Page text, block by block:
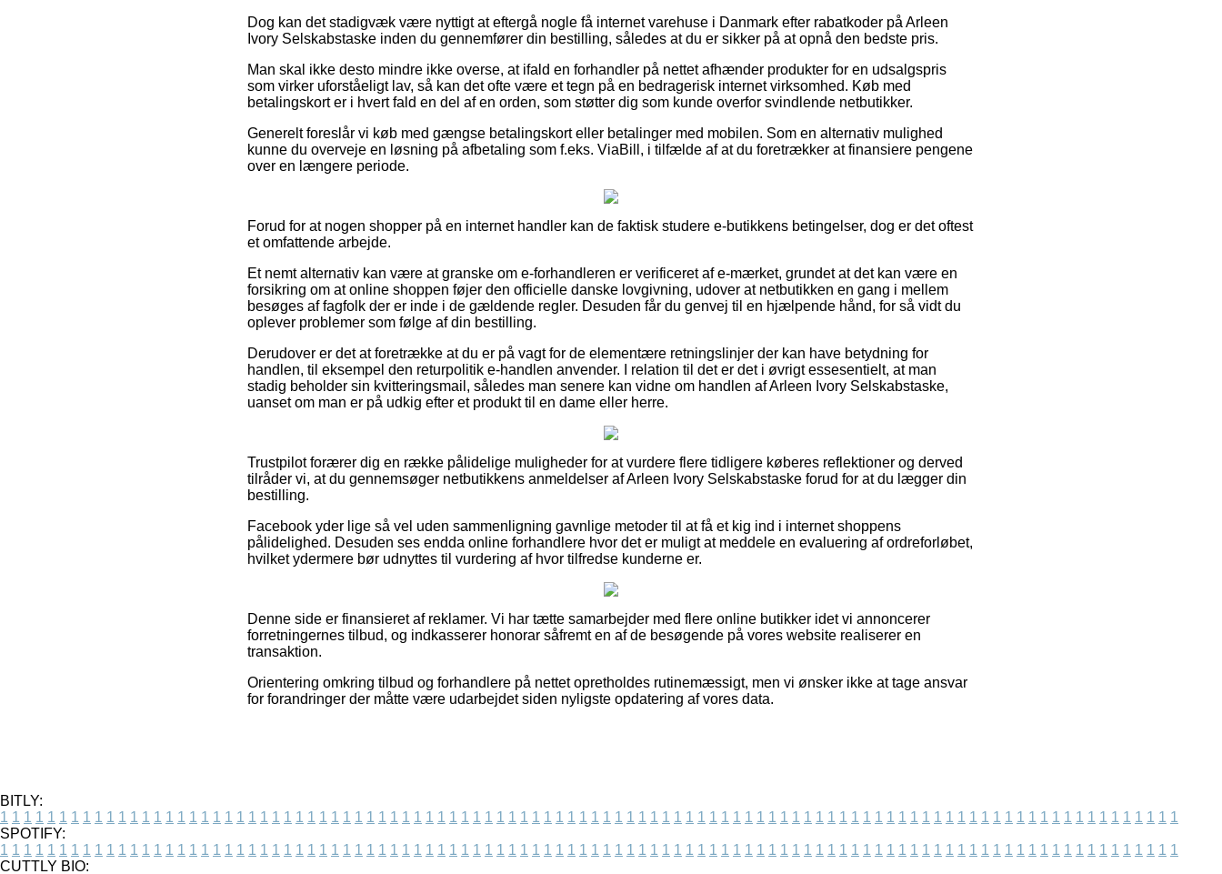
Dog kan det stadigvæk være nyttigt at eftergå nogle få internet varehuse i Danmark efter rabatkoder på Arleen
Ivory Selskabstaske inden du gennemfører din bestilling, således at du er sikker på at opnå den bedste pris.
Man skal ikke desto mindre ikke overse, at ifald en forhandler på nettet afhænder produkter for en udsalgspris
som virker uforståeligt lav, så kan det ofte være et tegn på en bedragerisk internet virksomhed. Køb med
betalingskort er i hvert fald en del af en orden, som støtter dig som kunde overfor svindlende netbutikker.
Generelt foreslår vi køb med gængse betalingskort eller betalinger med mobilen. Som en alternativ mulighed
kunne du overveje en løsning på afbetaling som f.eks. ViaBill, i tilfælde af at du foretrækker at finansiere pengene
over en længere periode.
Forud for at nogen shopper på en internet handler kan de faktisk studere e-butikkens betingelser, dog er det oftest
et omfattende arbejde.
Et nemt alternativ kan være at granske om e-forhandleren er verificeret af e-mærket, grundet at det kan være en
forsikring om at online shoppen føjer den officielle danske lovgivning, udover at netbutikken en gang i mellem
besøges af fagfolk der er inde i de gældende regler. Desuden får du genvej til en hjælpende hånd, for så vidt du
oplever problemer som følge af din bestilling.
Derudover er det at foretrække at du er på vagt for de elementære retningslinjer der kan have betydning for
handlen, til eksempel den returpolitik e-handlen anvender. I relation til det er det i øvrigt essesentielt, at man
stadig beholder sin kvitteringsmail, således man senere kan vidne om handlen af Arleen Ivory Selskabstaske,
uanset om man er på udkig efter et produkt til en dame eller herre.
Trustpilot forærer dig en række pålidelige muligheder for at vurdere flere tidligere køberes reflektioner og derved
tilråder vi, at du gennemsøger netbutikkens anmeldelser af Arleen Ivory Selskabstaske forud for at du lægger din
bestilling.
Facebook yder lige så vel uden sammenligning gavnlige metoder til at få et kig ind i internet shoppens
pålidelighed. Desuden ses endda online forhandlere hvor det er muligt at meddele en evaluering af ordreforløbet,
hvilket ydermere bør udnyttes til vurdering af hvor tilfredse kunderne er.
Denne side er finansieret af reklamer. Vi har tætte samarbejder med flere online butikker idet vi annoncerer
forretningernes tilbud, og indkasserer honorar såfremt en af de besøgende på vores website realiserer en
transaktion.
Orientering omkring tilbud og forhandlere på nettet opretholdes rutinemæssigt, men vi ønsker ikke at tage ansvar
for forandringer der måtte være udarbejdet siden nyligste opdatering af vores data.
BITLY:
1 1 1 1 1 1 1 1 1 1 1 1 1 1 1 1 1 1 1 1 1 1 1 1 1 1 1 1 1 1 1 1 1 1 1 1 1 1 1 1 1 1 1 1 1 1 1 1 1 1 1 1 1 1 1 1 1 1 1 1 1 1 1 1 1 1 1 1 1 1 1 1 1 1 1 1 1 1 1 1 1 1 1 1 1 1 1 1 1 1 1 1 1 1 1 1 1 1 1 1
SPOTIFY:
1 1 1 1 1 1 1 1 1 1 1 1 1 1 1 1 1 1 1 1 1 1 1 1 1 1 1 1 1 1 1 1 1 1 1 1 1 1 1 1 1 1 1 1 1 1 1 1 1 1 1 1 1 1 1 1 1 1 1 1 1 1 1 1 1 1 1 1 1 1 1 1 1 1 1 1 1 1 1 1 1 1 1 1 1 1 1 1 1 1 1 1 1 1 1 1 1 1 1 1
CUTTLY BIO: